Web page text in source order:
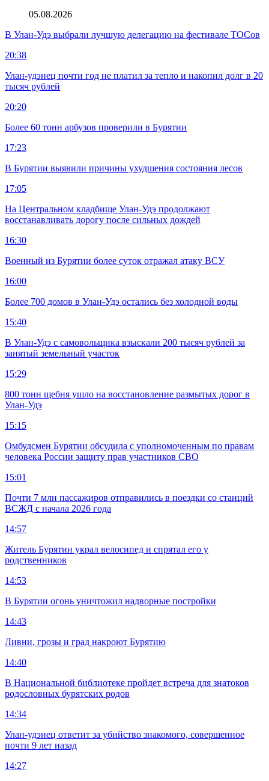
05.08.2026
В Улан-Удэ выбрали лучшую делегацию на фестивале ТОСов
20:38
Улан-удэнец почти год не платил за тепло и накопил долг в 20
тысяч рублей
20:20
Более 60 тонн арбузов проверили в Бурятии
17:23
В Бурятии выявили причины ухудшения состояния лесов
17:05
На Центральном кладбище Улан-Удэ продолжают
восстанавливать дорогу после сильных дождей
16:30
Военный из Бурятии более суток отражал атаку ВСУ
16:00
Более 700 домов в Улан-Удэ остались без холодной воды
15:40
В Улан-Удэ с самовольщика взыскали 200 тысяч рублей за
занятый земельный участок
15:29
800 тонн щебня ушло на восстановление размытых дорог в
Улан-Удэ
15:15
Омбудсмен Бурятии обсудила с уполномоченным по правам
человека России защиту прав участников СВО
15:01
Почти 7 млн пассажиров отправились в поездки со станций
ВСЖД с начала 2026 года
14:57
Житель Бурятии украл велосипед и спрятал его у
родственников
14:53
В Бурятии огонь уничтожил надворные постройки
14:43
Ливни, грозы и град накроют Бурятию
14:40
В Национальной библиотеке пройдет встреча для знатоков
родословных бурятских родов
14:34
Улан-удэнец ответит за убийство знакомого, совершенное
почти 9 лет назад
14:27